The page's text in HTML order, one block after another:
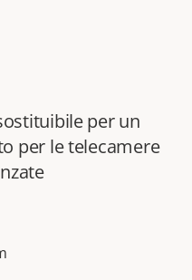
per un
per le telecamere